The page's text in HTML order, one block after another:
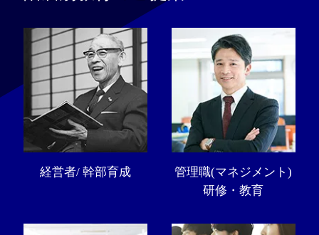
経営者/ 幹部育成
管理職(マネジメント)
研修・教育